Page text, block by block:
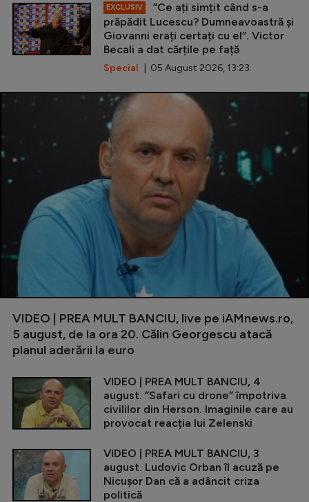
EXCLUSIV
”Ce ați simțit când s-a
prăpădit Lucescu? Dumneavoastră și
Giovanni erați certați cu el”. Victor
Becali a dat cărțile pe față
Special | 05 August 2026, 13:23
VIDEO | PREA MULT BANCIU, live pe iAMnews.ro,
5 august, de la ora 20. Călin Georgescu atacă
planul aderării la euro
VIDEO | PREA MULT BANCIU, 4
august. ”Safari cu drone” împotriva
civililor din Herson. Imaginile care au
provocat reacția lui Zelenski
VIDEO | PREA MULT BANCIU, 3
august. Ludovic Orban îl acuză pe
Nicușor Dan că a adâncit criza
politică